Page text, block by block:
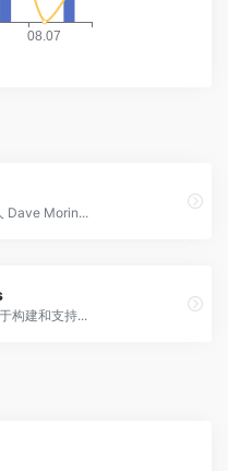
Dave Morin...
构建和支持...